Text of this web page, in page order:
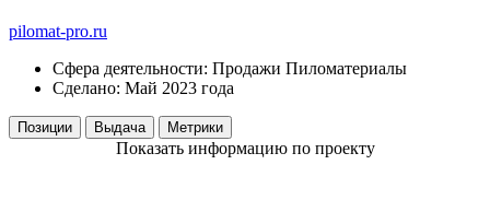
pilomat-pro.ru
Сфера деятельности: Продажи Пиломатериалы
Сделано: Май 2023 года
Позиции Выдача Метрики
Показать информацию по проекту